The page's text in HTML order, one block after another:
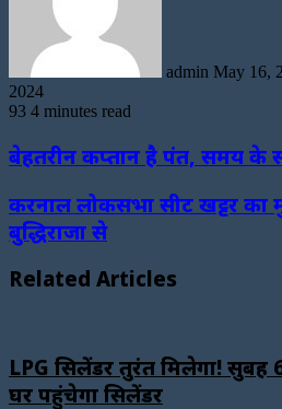
admin May 16,
2024
93 4 minutes read
बेहतरीन कप्तान है पंत, समय के
करनाल लोकसभा सीट खट्टर का
बुद्धिराजा से
Related Articles
LPG सिलेंडर तुरंत मिलेगा!
घर पहुंचेगा सिलेंडर